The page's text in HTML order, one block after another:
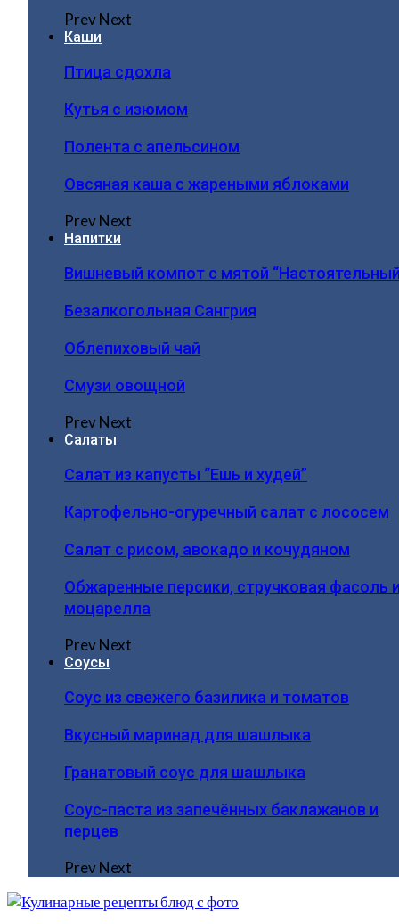
PrevNext
Каши
Птица сдохла
Кутья с изюмом
Полента с апельсином
Овсяная каша с жареными яблоками
PrevNext
Напитки
Вишневый компот с мятой
Безалкогольная Сангрия
Облепиховый чай
Смузи овощной
PrevNext
Салаты
Салат из капусты “Ешь и худей”
Картофельно-огуречный салат с лососем
Салат с рисом, авокадо и кочудяном
Обжаренные персики, стручковая фасоль
моцарелла
PrevNext
Соусы
Соус из свежего базилика и томатов
Вкусный маринад для шашлыка
Гранатовый соус для шашлыка
Соус-паста из запечённых баклажанов и
перцев
PrevNext